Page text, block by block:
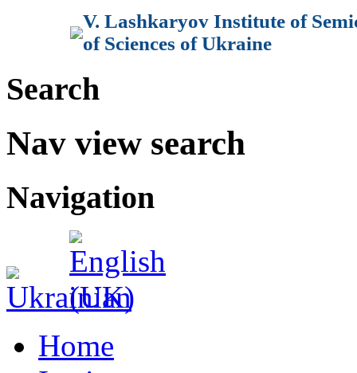
V. Lashkaryov Institute of
of Sciences of Ukraine
Search
Nav view search
Navigation
Home